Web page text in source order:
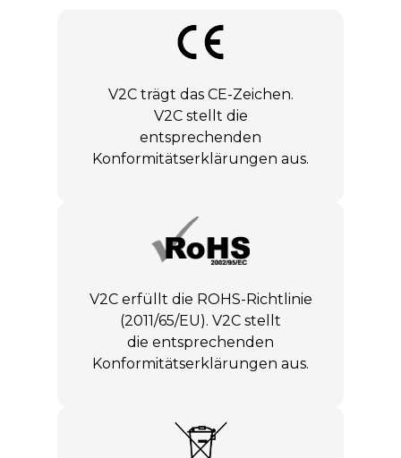
V2C trägt das CE-Zeichen.
V2C stellt die
entsprechenden
Konformitätserklärungen aus.
V2C erfüllt die ROHS-Richtlinie
(2011/65/EU). V2C stellt
die entsprechenden
Konformitätserklärungen aus.